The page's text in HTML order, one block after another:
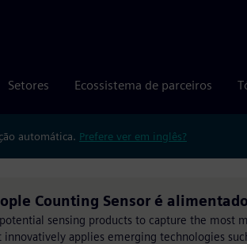
Setores Ecossistema de parceiros
automática. Prefere ver em inglês?
Counting Sensor é
sensing products to capture the most
applies emerging technologies